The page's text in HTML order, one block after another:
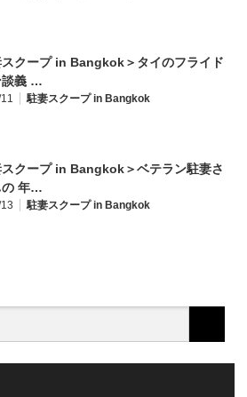
スクープ in Bangkok＞タイのフライド
談義 …
駐妻スクープ in Bangkok
スクープ in Bangkok＞ベテラン駐妻さ
の 年…
駐妻スクープ in Bangkok